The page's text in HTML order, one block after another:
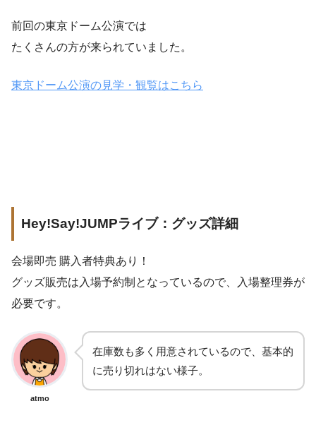
前回の東京ドーム公演では
たくさんの方が来られていました。
東京ドーム公演の見学・観覧はこちら
Hey!Say!JUMPライブ：グッズ詳細
会場即売 購入者特典あり！
グッズ販売は入場予約制となっているので、入場整理券が
必要です。
atmo
在庫数も多く用意されているので、基本的
に売り切れはない様子。